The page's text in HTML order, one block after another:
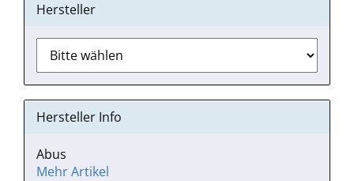
Hersteller
Hersteller Info
Abus
Mehr Artikel